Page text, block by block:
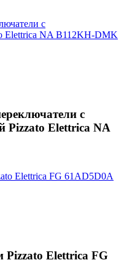
с
Pizzato Elettrica NA
Pizzato Elettrica FG